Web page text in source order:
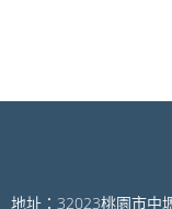
地址：32023桃園市中